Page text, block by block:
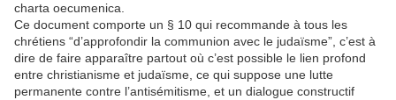
charta oecumenica.
Ce document comporte un § 10 qui recommande à tous les
chrétiens “d’approfondir la communion avec le judaïsme”, c’est à
dire de faire apparaître partout où c’est possible le lien profond
entre christianisme et judaïsme, ce qui suppose une lutte
permanente contre l’antisémitisme, et un dialogue constructif